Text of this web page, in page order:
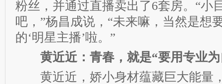
粉丝，并通过直播卖出了6套房。“小
吧，”杨昌成说，“未来嘛，当然是想
的‘明星主播’啦。”
黄近近：青春，就是“要用专业
黄近近，娇小身材蕴藏巨大能量